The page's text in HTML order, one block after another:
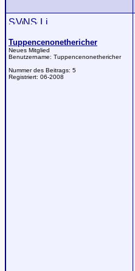
Tuppencenonethericher
Neues Mitglied
Benutzername: Tuppencenonethericher
Nummer des Beitrags: 5
Registriert: 06-2008